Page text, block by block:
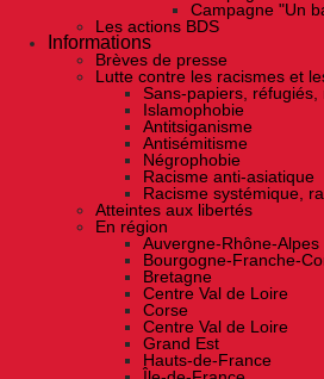
Campagne "Un
Les actions BDS
Informations
Brèves de presse
Lutte contre les racismes et
Sans-papiers, réfugiés,
Islamophobie
Antitsiganisme
Antisémitisme
Négrophobie
Racisme anti-asiatique
Racisme systémique,
Atteintes aux libertés
En région
Auvergne-Rhône-Alpes
Bourgogne-Franche-
Bretagne
Centre Val de Loire
Corse
Centre Val de Loire
Grand Est
Hauts-de-France